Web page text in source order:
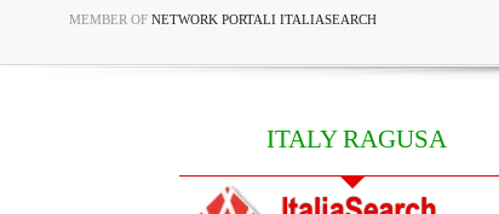
MEMBER OF NETWORK PORTALI ITALIASEARCH
ITALY RAGUSA